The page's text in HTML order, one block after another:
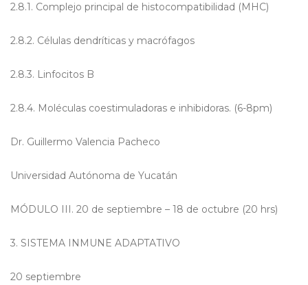
2.8.1. Complejo principal de histocompatibilidad (MHC)
2.8.2. Células dendríticas y macrófagos
2.8.3. Linfocitos B
2.8.4. Moléculas coestimuladoras e inhibidoras. (6-8pm)
Dr. Guillermo Valencia Pacheco
Universidad Autónoma de Yucatán
MÓDULO III. 20 de septiembre – 18 de octubre (20 hrs)
3. SISTEMA INMUNE ADAPTATIVO
20 septiembre